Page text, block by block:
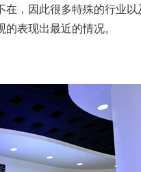
，因此很多特殊的行业
表现出最近的情况。